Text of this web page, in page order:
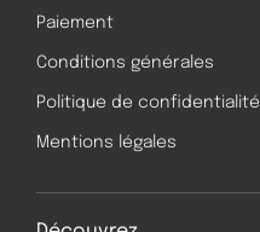
Paiement
Conditions générales
Politique de confidentialité
Mentions légales